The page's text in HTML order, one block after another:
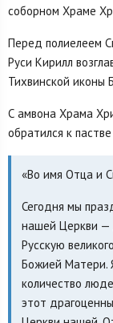
соборном Храме
Перед полиелеем
Руси Кирилл
Тихвинской иконы
С амвона Храма
обратился к
«Во имя Отца и
Сегодня мы
нашей Церкви —
Русскую
Божией Матери.
количество
этот